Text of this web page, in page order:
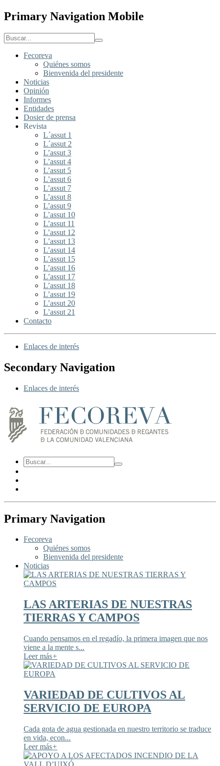
Primary Navigation Mobile
Fecoreva
Quiénes somos
Bienvenida del presidente
Noticias
Opinión
Informes
Entidades
Dosier de prensa
Revista
L´assut 1
L´assut 2
L’assut 3
L’assut 4
L’assut 5
L’assut 6
L’assut 7
L’assut 8
L’assut 9
L’assut 10
L’assut 11
L’assut 12
L’assut 13
L’assut 14
L’assut 15
L’assut 16
L’assut 17
L’assut 18
L’assut 19
L’assut 20
L’assut 21
Contacto
Enlaces de interés
Secondary Navigation
Enlaces de interés
Primary Navigation
Fecoreva
Quiénes somos
Bienvenida del presidente
Noticias
LAS ARTERIAS DE NUESTRAS
TIERRAS Y CAMPOS
Cuando pensamos en el regadío, la primera imagen que nos
viene a la mente s...
Leer más+
VARIEDAD DE CULTIVOS AL
SERVICIO DE EUROPA
Cada gota de agua gestionada en nuestro territorio se traduce
en vida, econ...
Leer más+